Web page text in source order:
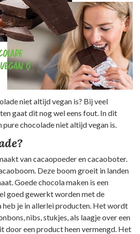
niet altijd vegan is? Bij veel
gaat dit nog wel eens fout. In dit
chocolade niet altijd vegan is.
van cacaopoeder en cacaoboter.
Deze boom groeit in landen
Goede chocola maken is een
goed gewerkt worden met de
heb je in allerlei producten. Het wordt
nibs, stukjes, als laagje over een
door een product heen vermengd. Het